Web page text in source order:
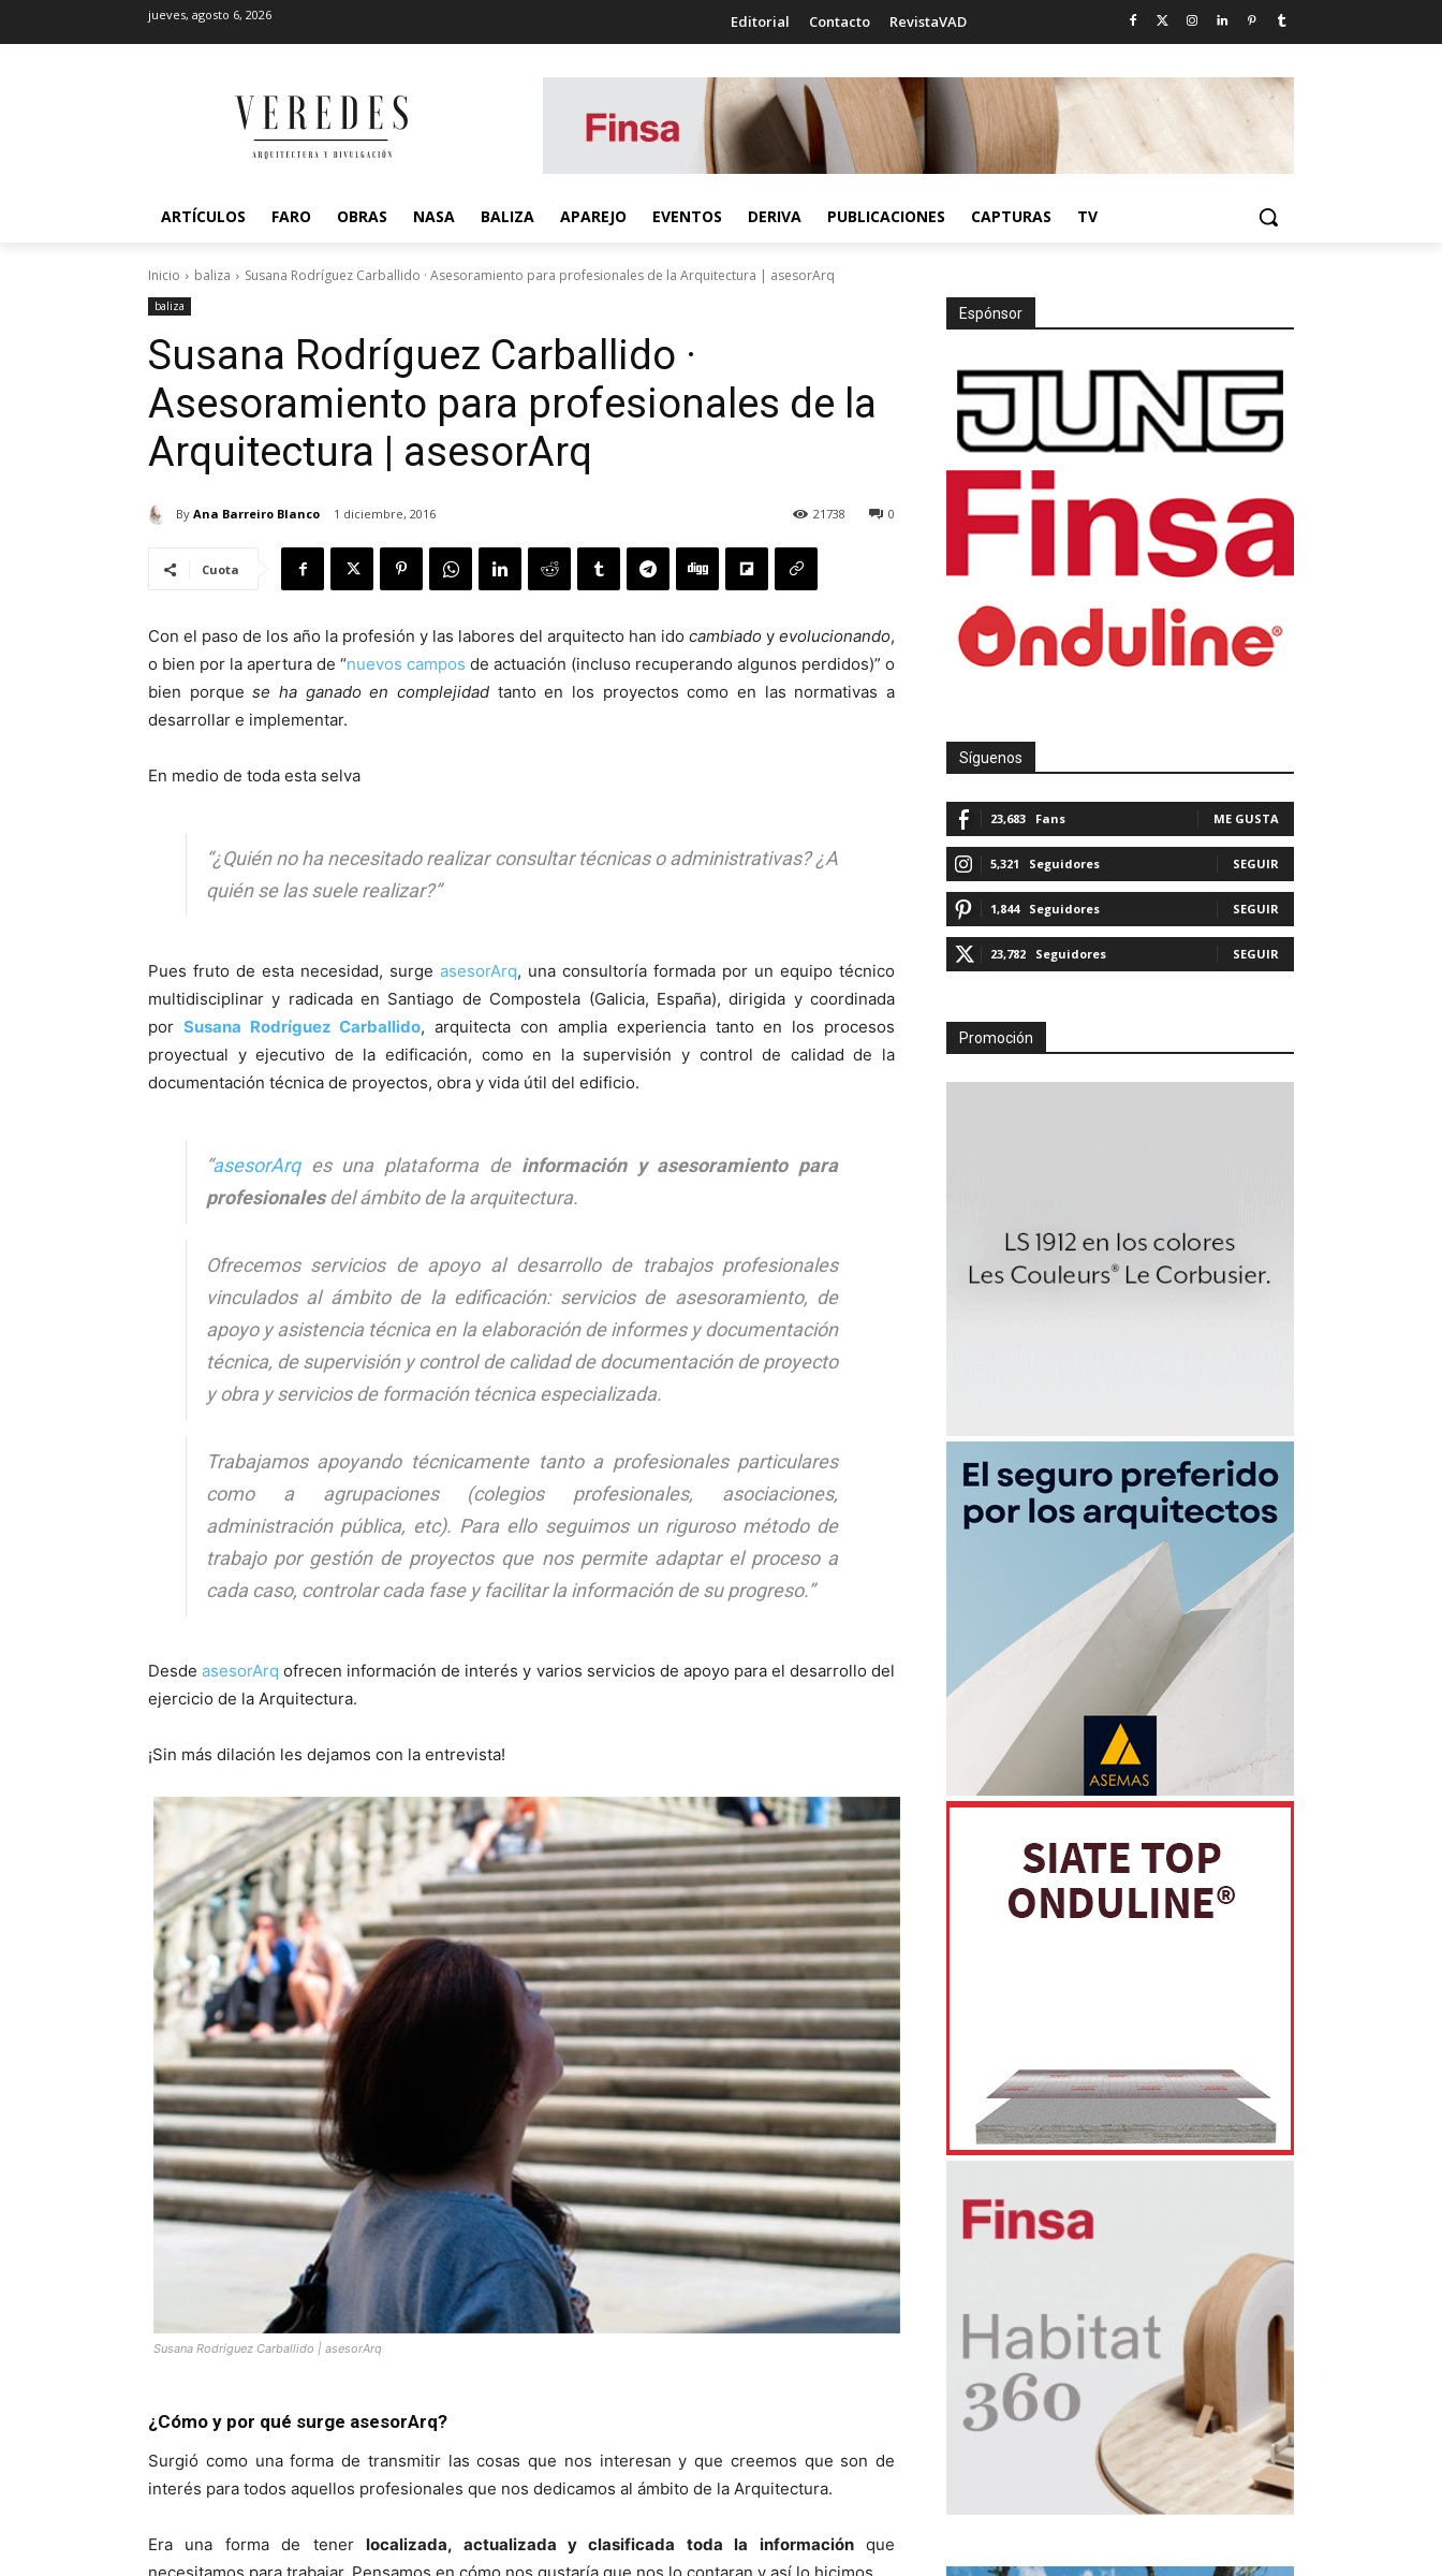
jueves, agosto 6, 2026 Editorial Contacto RevistaVAD
ARTÍCULOS FARO OBRAS NASA BALIZA APAREJO EVENTOS DERIVA PUBLICACIONES CAPTURAS TV
Inicio baliza Susana Rodríguez Carballido · Asesoramiento para profesionales de la Arquitectura | asesorArq
baliza
Susana Rodríguez Carballido ·
Asesoramiento para profesionales de la
Arquitectura | asesorArq
By Ana Barreiro Blanco 1 diciembre, 2016 0
21738
Cuota
Con el paso de los año la profesión y las labores del arquitecto han ido cambiado y evolucionando,
o bien por la apertura de “nuevos campos de actuación (incluso recuperando algunos perdidos)” o
bien porquese ha ganado en complejidad tanto en los proyectos como en las normativas a
desarrollar e implementar.
En medio de toda esta selva
“¿Quién no ha necesitado realizar consultar técnicas o administrativas? ¿A
quién se las suele realizar?”
Pues fruto de esta necesidad, surge asesorArq, una consultoría formada por un equipo técnico
multidisciplinar y radicada en Santiago de Compostela (Galicia, España), dirigida y coordinada
por Susana Rodríguez Carballido, arquitecta con amplia experiencia tanto en los procesos
proyectual y ejecutivo de la edificación, como en la supervisión y control de calidad de la
documentación técnica de proyectos, obra y vida útil del edificio.
“asesorArqes una plataforma de información y asesoramiento para
profesionalesdel ámbito de la arquitectura.
Ofrecemos servicios de apoyo al desarrollo de trabajos profesionales
vinculados al ámbito de la edificación: servicios de asesoramiento, de
apoyo y asistencia técnica en la elaboración de informes y documentación
técnica, de supervisión y control de calidad de documentación de proyecto
y obra y servicios de formación técnica especializada.
Trabajamos apoyando técnicamente tanto a profesionales particulares
como a agrupaciones (colegios profesionales, asociaciones,
administración pública, etc). Para ello seguimos un riguroso método de
trabajo por gestión de proyectos que nos permite adaptar el proceso a
cada caso, controlar cada fase y facilitar la información de su progreso.”
DesdeasesorArq ofrecen información de interés y varios servicios de apoyo para el desarrollo del
ejercicio de la Arquitectura.
¡Sin más dilación les dejamos con la entrevista!
Susana Rodríguez Carballido | asesorArq
¿Cómo y por qué surge asesorArq?
Surgió como una forma de transmitir las cosas que nos interesan y que creemos que son de
interés para todos aquellos profesionales que nos dedicamos al ámbito de la Arquitectura.
Era una forma de tenerlocalizada, actualizada y clasificada toda la informaciónque
Espónsor
Síguenos
23,683 Fans ME GUSTA
5,321 Seguidores SEGUIR
1,844 Seguidores SEGUIR
23,782 Seguidores SEGUIR
Promoción